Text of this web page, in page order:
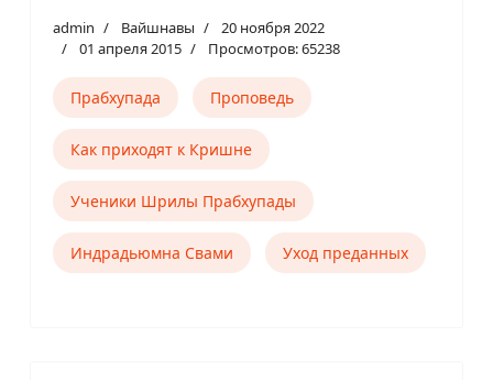
admin Вайшнавы
20 ноября 2022
01 апреля 2015
Просмотров: 65238
Прабхупада Проповедь
Как приходят к Кришне
Ученики Шрилы Прабхупады
Индрадьюмна Свами Уход преданных